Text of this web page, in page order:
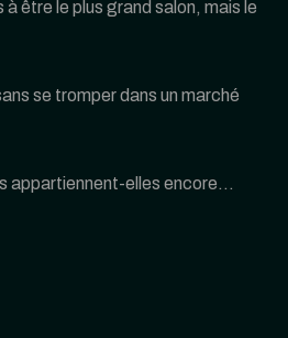
être le plus grand salon, mais le
se tromper dans un marché
appartiennent-elles encore…